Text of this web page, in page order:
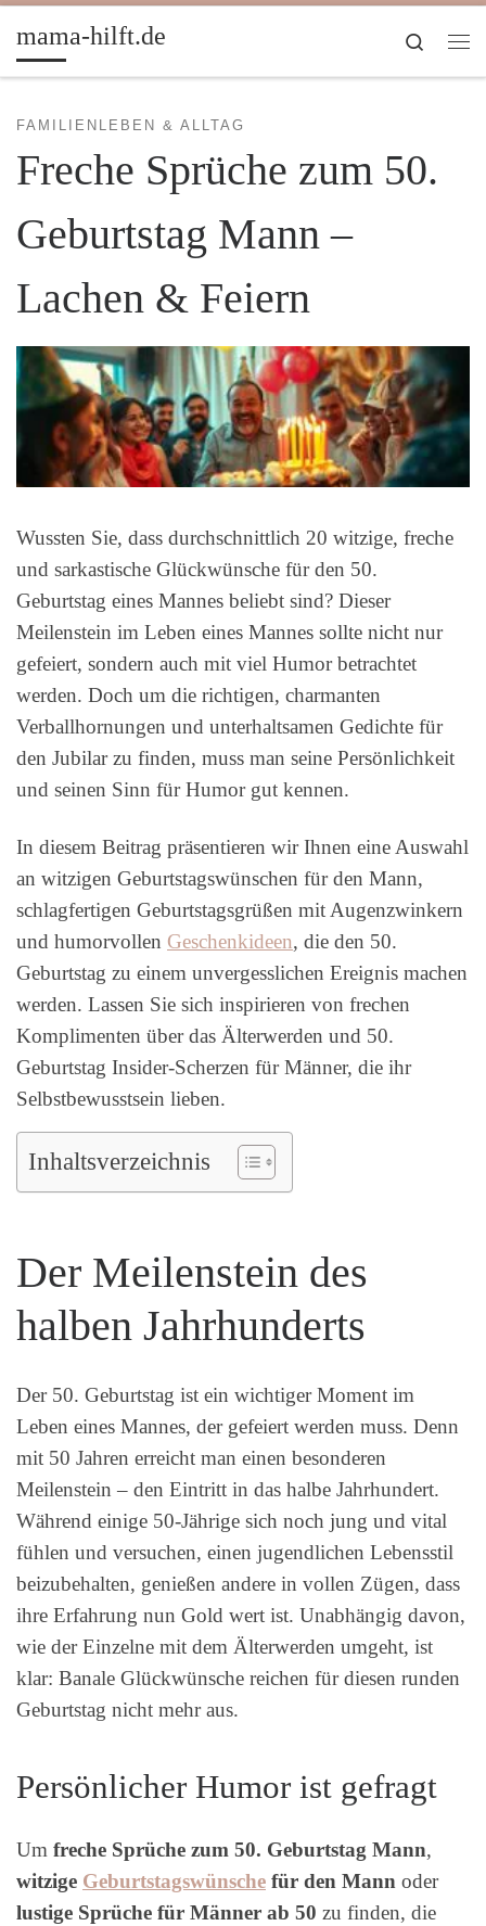
Zum Inhalt springen
mama-hilft.de
Search
FAMILIENLEBEN & ALLTAG
Freche Sprüche zum 50.
Geburtstag Mann –
Lachen & Feiern
Wussten Sie, dass durchschnittlich 20 witzige, freche
und sarkastische Glückwünsche für den 50.
Geburtstag eines Mannes beliebt sind? Dieser
Meilenstein im Leben eines Mannes sollte nicht nur
gefeiert, sondern auch mit viel Humor betrachtet
werden. Doch um die richtigen, charmanten
Verballhornungen und unterhaltsamen Gedichte für
den Jubilar zu finden, muss man seine Persönlichkeit
und seinen Sinn für Humor gut kennen.
In diesem Beitrag präsentieren wir Ihnen eine Auswahl
an witzigen Geburtstagswünschen für den Mann,
schlagfertigen Geburtstagsgrüßen mit Augenzwinkern
und humorvollen Geschenkideen, die den 50.
Geburtstag zu einem unvergesslichen Ereignis machen
werden. Lassen Sie sich inspirieren von frechen
Komplimenten über das Älterwerden und 50.
Geburtstag Insider-Scherzen für Männer, die ihr
Selbstbewusstsein lieben.
Inhaltsverzeichnis
Der Meilenstein des
halben Jahrhunderts
Der 50. Geburtstag ist ein wichtiger Moment im
Leben eines Mannes, der gefeiert werden muss. Denn
mit 50 Jahren erreicht man einen besonderen
Meilenstein – den Eintritt in das halbe Jahrhundert.
Während einige 50-Jährige sich noch jung und vital
fühlen und versuchen, einen jugendlichen Lebensstil
beizubehalten, genießen andere in vollen Zügen, dass
ihre Erfahrung nun Gold wert ist. Unabhängig davon,
wie der Einzelne mit dem Älterwerden umgeht, ist
klar: Banale Glückwünsche reichen für diesen runden
Geburtstag nicht mehr aus.
Persönlicher Humor ist gefragt
Um freche Sprüche zum 50. Geburtstag Mann,
witzige Geburtstagswünsche für den Mann oder
lustige Sprüche für Männer ab 50 zu finden, die